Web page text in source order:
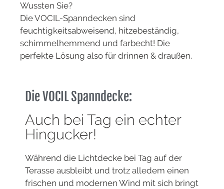
Wussten Sie?
Die VOCIL-Spanndecken sind
feuchtigkeitsabweisend, hitzebeständig,
schimmelhemmend und farbecht! Die
perfekte Lösung also für drinnen & draußen.
Die VOCIL Spanndecke:
Auch bei Tag ein echter
Hingucker!
Während die Lichtdecke bei Tag auf der
Terasse ausbleibt und trotz alledem einen
frischen und modernen Wind mit sich bringt